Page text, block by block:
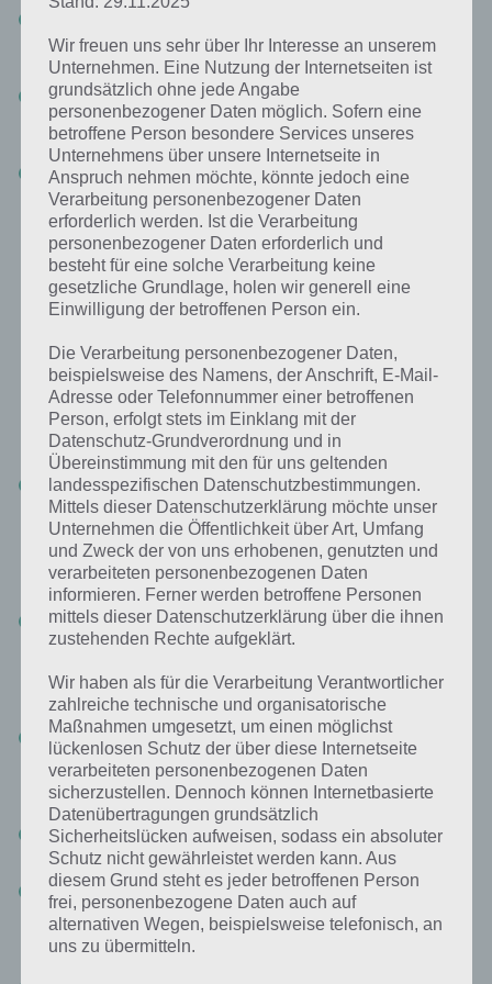
damit die Fliegen töten. Mache dies solange bis sich die Tür
öffnet
The Floor Escape Level 9: Tippe den Teppich an, damit diese in die
Luft geht. Nun ziehe zur Lösung die Lupe zum X rechts neben der
Tür auf der karte.
The Floor Escape Level 10: Ziehe die Briefe der Farbe nach zum
richtigen Briefkasten. Also gelber Brief
Das war die Lösung der ersten 10 Level von The Floor Escape. Bis
hierhin war das ganze noch sehr einfach, nun wird der
Schwierigkeitsgrad aber stetig zunehmen.
The Floor Escape Level 11 bis 20 Lösung
Weiter geht es nun mit der Lösung zu Level 11 bis 20 von The Floor
Escape. Die Lösung dazu haben wir erneut als Liste für euch.
Level 11: Einfach auf die Puzzleteile klicken, damit sich diese
drehen. Dabei unbedingt außen anfangen, dann den Türrahmen
und dann die Mitte in der Tür. Am kniffligsten war dabei der Kopf
des Springers (Pferd). Dieses muss dreimal geklickt werden. Hat
man alle Puzzleteile richtig gedreht, so geht die Tür von Level 11
von The Floor Escape automatisch auf.
Level 12: Ziehe die Pflanzen in diesem Level von The Floor Escape
einfach in das entsprechende Kästchen. Also die gelbe Pflanze
oben rechts und die lila Pflanze nach unten rechts. Schon ist
Level 12 von The Floor Escape gelöst.
The Floor Escape Level 13 Lösung: Links ist die 0 auf blauen
Grund, rechts die 0 auf gelben Hintergrund. Zähle nun einfach die
Fotos bzw. Pflanzen bei gelb. So kommt man bei blau auf 5 und
bei gelb auf 6. Tippe die Zahlen so ein.
Level 14: Tippe einfach die Schmetterlinge die ganze Zeit an,
sodass diese letztlich durchs Fenster nach draußen fliegen
Level 15: Platziere die Enten nach ihrer Größe. Die Lösung lautet
wie folgt: Links die blauen Enten von groß (oben) nach klein
unten. Rechts von klein (oben) nach groß (unten). Schon sollte
sich die Tür öffnen
Wir freuen uns sehr über Ihr Interesse an unserem
Unternehmen. Eine Nutzung der Internetseiten ist
grundsätzlich ohne jede Angabe
personenbezogener Daten möglich. Sofern eine
betroffene Person besondere Services unseres
Unternehmens über unsere Internetseite in
Anspruch nehmen möchte, könnte jedoch eine
Verarbeitung personenbezogener Daten
erforderlich werden. Ist die Verarbeitung
personenbezogener Daten erforderlich und
besteht für eine solche Verarbeitung keine
gesetzliche Grundlage, holen wir generell eine
Einwilligung der betroffenen Person ein.
Die Verarbeitung personenbezogener Daten,
beispielsweise des Namens, der Anschrift, E-Mail-
Adresse oder Telefonnummer einer betroffenen
Person, erfolgt stets im Einklang mit der
Datenschutz-Grundverordnung und in
Übereinstimmung mit den für uns geltenden
landesspezifischen Datenschutzbestimmungen.
Mittels dieser Datenschutzerklärung möchte unser
Unternehmen die Öffentlichkeit über Art, Umfang
und Zweck der von uns erhobenen, genutzten und
verarbeiteten personenbezogenen Daten
informieren. Ferner werden betroffene Personen
mittels dieser Datenschutzerklärung über die ihnen
zustehenden Rechte aufgeklärt.
Wir haben als für die Verarbeitung Verantwortlicher
zahlreiche technische und organisatorische
Maßnahmen umgesetzt, um einen möglichst
lückenlosen Schutz der über diese Internetseite
verarbeiteten personenbezogenen Daten
sicherzustellen. Dennoch können Internetbasierte
Datenübertragungen grundsätzlich
Sicherheitslücken aufweisen, sodass ein absoluter
Schutz nicht gewährleistet werden kann. Aus
diesem Grund steht es jeder betroffenen Person
frei, personenbezogene Daten auch auf
alternativen Wegen, beispielsweise telefonisch, an
uns zu übermitteln.